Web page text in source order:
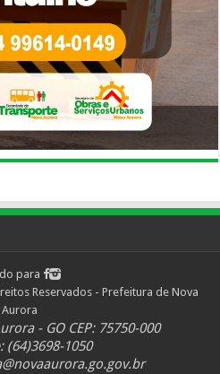
para
Reservados - Prefeitura de Nova
Aurora
- GO CEP: 75750-000
(64)3698-1050